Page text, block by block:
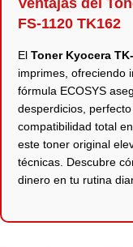
FS-1120 TK162
El Toner Kyocera
imprimes, ofreciendo
fórmula ECOSYS
desperdicios,
compatibilidad total
este toner original
técnicas. Descubre
dinero en tu rutina